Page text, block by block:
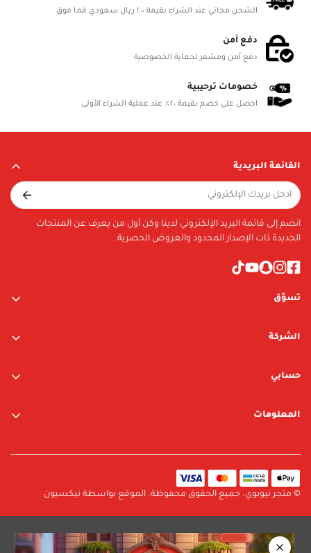
Battery Details
Material
TBA
الشحن مجاني عند الشراء بقيمة ٢٠٠ ريال سعودي فما فوق
دفع آمن
دفع آمن ومشفر لحماية الخصوصية
خصومات ترحيبية
احصل على خصم بقيمة ٢٠٪ عند عملية الشراء الأولى
تسوّق
متجر نيوبوي
العلامات التجارية
الشركة
حسابي
المعلومات
سياسة الإرجاع والتبديل
الأسئلة الشائعة
القائمة البريدية
انضم إلى قائمة البريد الإلكتروني لدينا وكن أول من يعرف عن المنتجات
الجديدة ذات الإصدار المحدود والعروض الحصرية.
© متجر نيوبوي. جميع الحقوق محفوظة. الموقع بواسطة نيكسيون